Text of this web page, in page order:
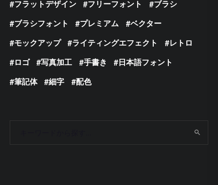
フラットデザイン
フリーフォント
ブラシ
ブラシフォント
プレミアム
ベクター
モックアップ
ライティングエフェクト
レトロ
ロゴ
写真加工 手書き
日本語フォント
筆記体
細字 配色